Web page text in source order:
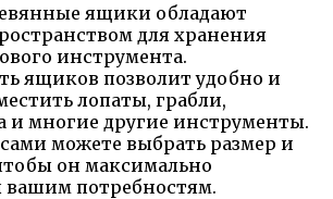
ящики обладают
для хранения
инструмента.
ящиков позволит удобно и
лопаты, грабли,
и многие другие инструменты.
можете выбрать размер и
он максимально
вашим потребностям.